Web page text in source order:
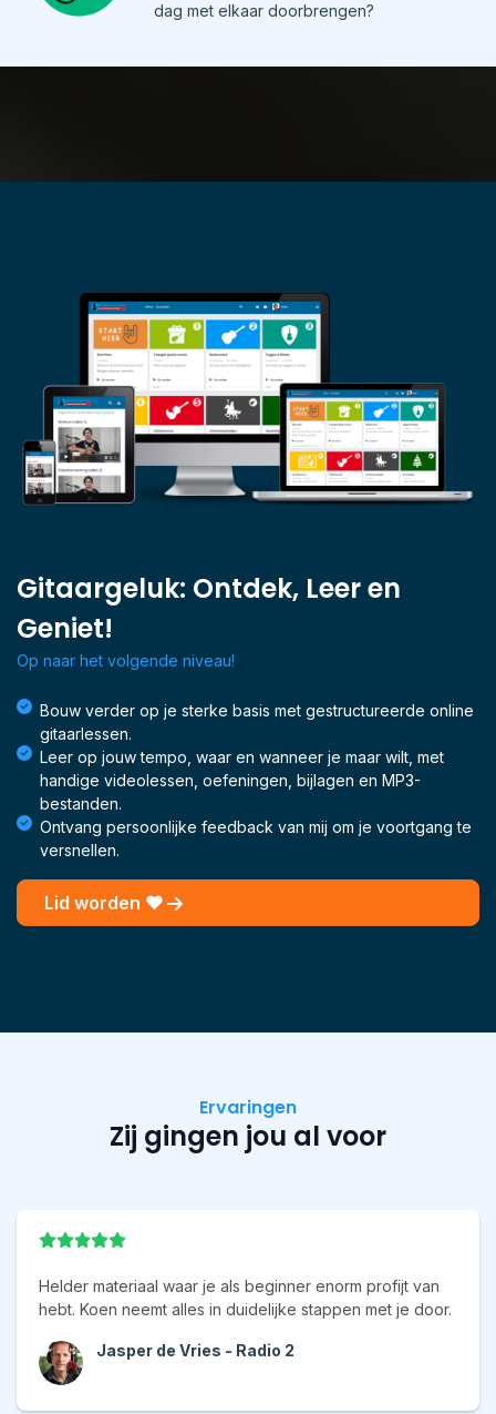
dag met elkaar doorbrengen?
Gitaargeluk: Ontdek, Leer en
Geniet!
Op naar het volgende niveau!
Bouw verder op je sterke basis met gestructureerde online
gitaarlessen.
Leer op jouw tempo, waar en wanneer je maar wilt, met
handige videolessen, oefeningen, bijlagen en MP3-
bestanden.
Ontvang persoonlijke feedback van mij om je voortgang te
versnellen.
Lid worden ❤
Ervaringen
Zij gingen jou al voor
Helder materiaal waar je als beginner enorm profijt van
hebt. Koen neemt alles in duidelijke stappen met je door.
Jasper de Vries - Radio 2